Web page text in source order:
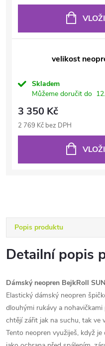
velikost
Skladem
Můžeme doručit do
3 350 Kč
2 769 Kč bez DPH
Popis produktu
Detailní popis
Dámský neopren BejkRoll
Elastický dámský neopren
dlouhými rukávy a
chtějí zářit jak na suchu, tak ve
Tento neopren využiješ, když